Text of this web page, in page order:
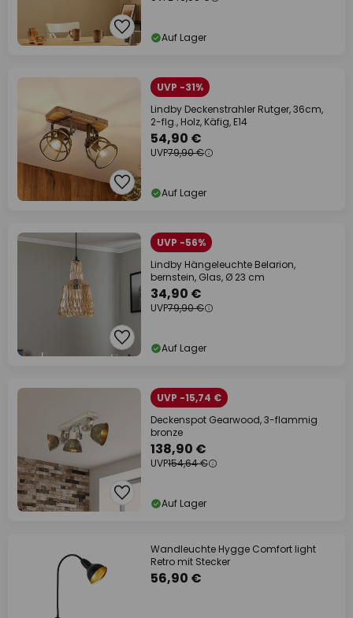
Auf Lager
UVP -31%
Lindby Deckenstrahler Rutger, 36cm,
2-flg., Holz, Käfig, E14
54,90 €
UVP79,90 €
Auf Lager
UVP -56%
Lindby Hängeleuchte Belarion,
bernstein, Glas, Ø 23 cm
34,90 €
UVP79,90 €
Auf Lager
UVP -15,74 €
Deckenspot Gearwood, 3-flammig
bronze
138,90 €
UVP154,64 €
Auf Lager
Wandleuchte Hygge Comfort light
Retro mit Stecker
56,90 €